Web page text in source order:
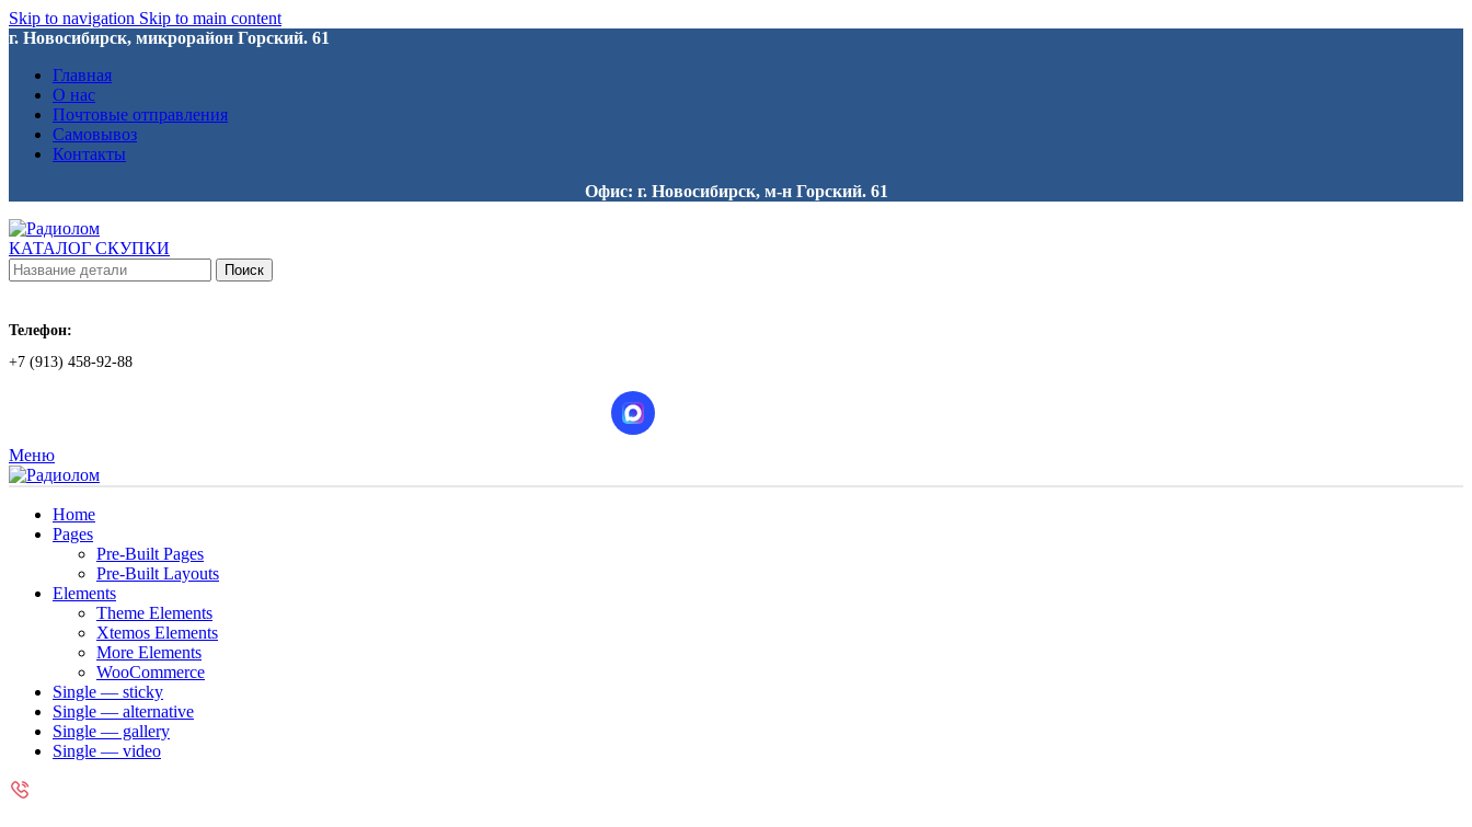
Skip to navigation Skip to main content
г. Новосибирск, микрорайон Горский. 61
Главная
О нас
Почтовые отправления
Самовывоз
Контакты
Офис: г. Новосибирск, м-н Горский. 61
КАТАЛОГ СКУПКИ
Поиск
Телефон:
+7 (913) 458-92-88
Меню
Home
Pages
Pre-Built Pages
Pre-Built Layouts
Elements
Theme Elements
Xtemos Elements
More Elements
WooCommerce
Single — sticky
Single — alternative
Single — gallery
Single — video